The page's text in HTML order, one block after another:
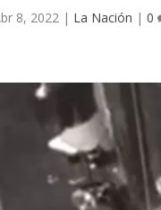
8, 2022| La Nación | 0